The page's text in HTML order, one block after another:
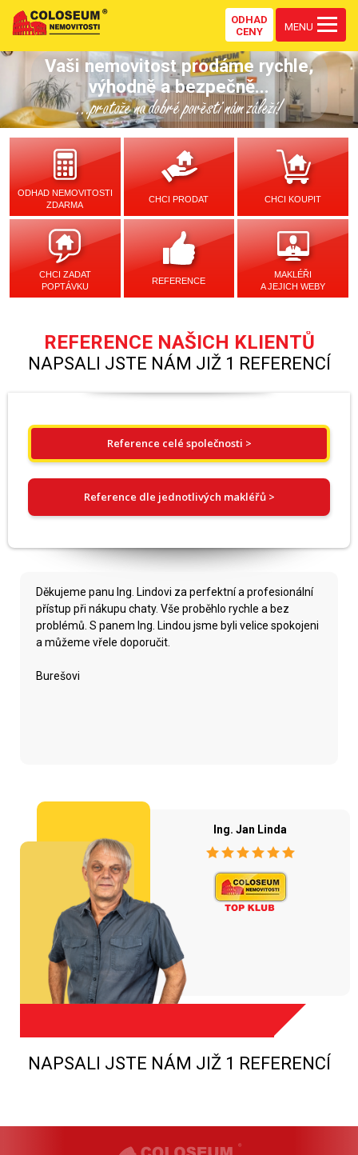
ODHAD
CENY
MENU
Vaši nemovitost prodáme rychle,
výhodně a bezpečně...
...protože na dobré pověsti nám záleží!
ODHAD NEMOVITOSTI
ZDARMA
CHCI PRODAT CHCI KOUPIT
CHCI ZADAT
POPTÁVKU
REFERENCE
MAKLÉŘI
A JEJICH WEBY
REFERENCE NAŠICH KLIENTŮ
NAPSALI JSTE NÁM JIŽ 1 REFERENCÍ
Reference celé společnosti >
Reference dle jednotlivých makléřů >
Děkujeme panu Ing. Lindovi za perfektní a profesionální
přístup při nákupu chaty. Vše proběhlo rychle a bez
problémů. S panem Ing. Lindou jsme byli velice spokojeni
a můžeme vřele doporučit.
Burešovi
Ing. Jan Linda
NAPSALI JSTE NÁM JIŽ 1 REFERENCÍ